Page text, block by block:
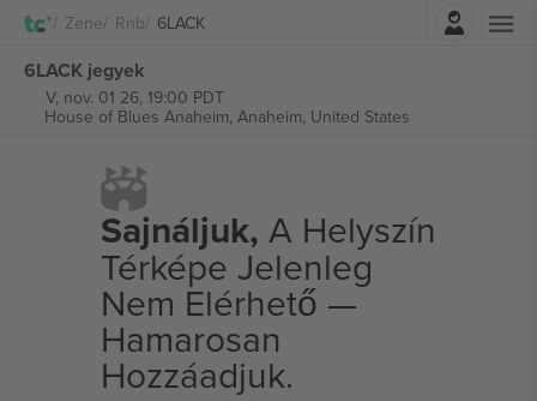
Zene Rnb 6LACK
6LACK jegyek
V, nov. 01 26, 19:00 PDT
House of Blues Anaheim, Anaheim, United States
Sajnáljuk, A Helyszín
Térképe Jelenleg
Nem Elérhető —
Hamarosan
Hozzáadjuk.